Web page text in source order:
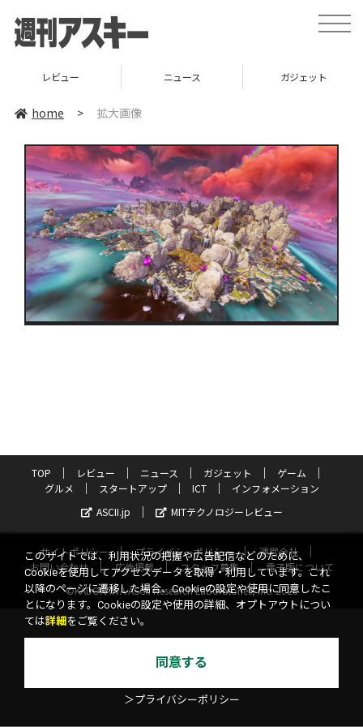
toggle
レビュー ニュース ガジェット
home > 拡大画像
TOP レビュー ニュース ガジェット
ゲーム
グルメ
スタートアップ ICT
インフォメーション
ASCII.jp
MITテクノロジーレビュー
サイトポリシー プライバシーポリシー
運営会社
お問い合わせ
広告掲載 スタッフ募集
電子版について
©KADOKAWA ASCII Research Laboratories, Inc. 2026
このサイトでは、利用状況の把握や広告配信などのために、
Cookieを使用してアクセスデータを取得・利用しています。これ
以降のページに遷移した場合、Cookieの設定や使用に同意したこ
とになります。Cookieの設定や使用の詳細、オプトアウトについ
ては詳細 をご覧ください。
同意する
＞プライバシーポリシー